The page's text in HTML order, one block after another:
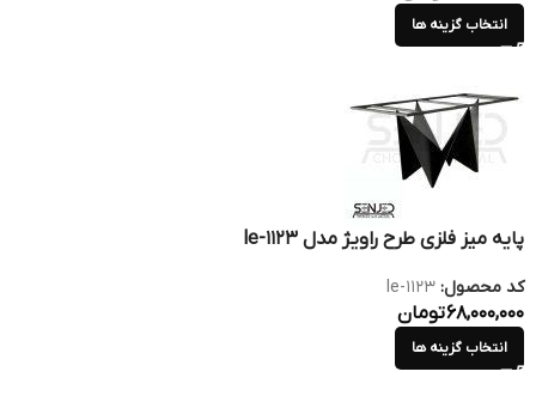
انتخاب گزینه ها
پایه میز فلزی طرح راویژ مدل le-1123
کد محصول: le-1123
68,000,000تومان
انتخاب گزینه ها